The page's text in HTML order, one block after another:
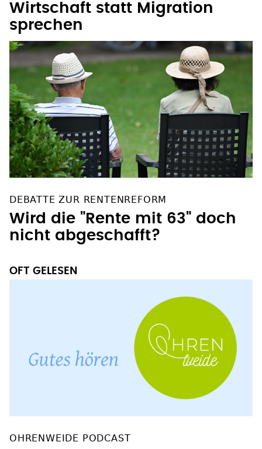
Wirtschaft statt Migration
sprechen
DEBATTE ZUR RENTENREFORM
Wird die "Rente mit 63" doch
nicht abgeschafft?
OFT GELESEN
OHRENWEIDE PODCAST